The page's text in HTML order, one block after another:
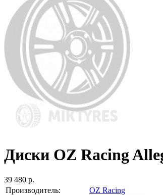
Диски OZ Racing
39 480 р.
Производитель:
OZ Racing